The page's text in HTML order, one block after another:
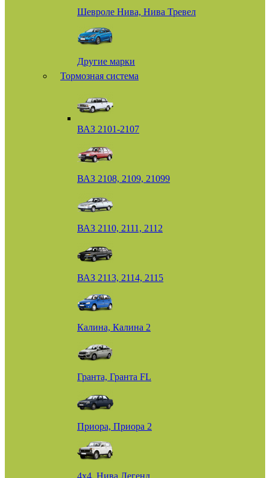
Шевроле Нива, Нива Тревел
Другие марки
Тормозная система
ВАЗ 2101-2107
ВАЗ 2108, 2109, 21099
ВАЗ 2110, 2111, 2112
ВАЗ 2113, 2114, 2115
Калина, Калина 2
Гранта, Гранта FL
Приора, Приора 2
4х4, Нива Легенд